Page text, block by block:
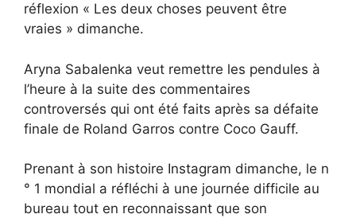
réflexion « Les deux choses peuvent être
vraies » dimanche.
Aryna Sabalenka veut remettre les pendules à
l’heure à la suite des commentaires
controversés qui ont été faits après sa défaite
finale de Roland Garros contre Coco Gauff.
Prenant à son histoire Instagram dimanche, le n
° 1 mondial a réfléchi à une journée difficile au
bureau tout en reconnaissant que son